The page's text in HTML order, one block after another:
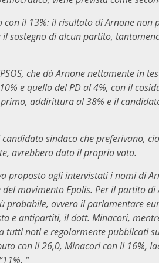
il 13%: il risultato di Arnone non
sostegno di alcun partito,
che dà Arnone nettamente in
e quello del PD al 4%, con il
addirittura al 38% e il
sindaco che preferivano,
avrebbero dato il proprio voto.
proposto agli intervistati i nomi di
movimento Epolis. Per il partito
ovvero il parlamentare
e antipartiti, il dott. Minacori,
tutti noti e regolarmente pubblicati
con il 26,0, Minacori con il 16%,
“